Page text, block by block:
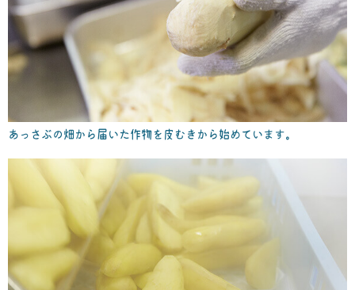
あっさぶの畑から届いた作物を皮むきから始めています。